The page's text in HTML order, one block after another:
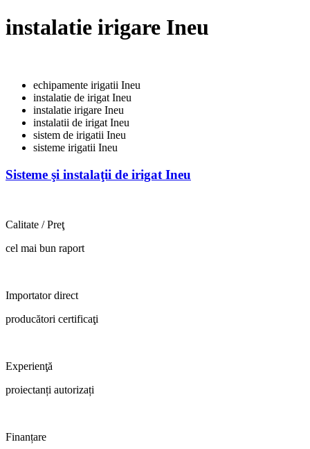
instalatie irigare Ineu
echipamente irigatii Ineu
instalatie de irigat Ineu
instalatie irigare Ineu
instalatii de irigat Ineu
sistem de irigatii Ineu
sisteme irigatii Ineu
Sisteme şi instalaţii de irigat Ineu
Calitate / Preţ
cel mai bun raport
Importator direct
producători certificaţi
Experienţă
proiectanți autorizați
Finanțare